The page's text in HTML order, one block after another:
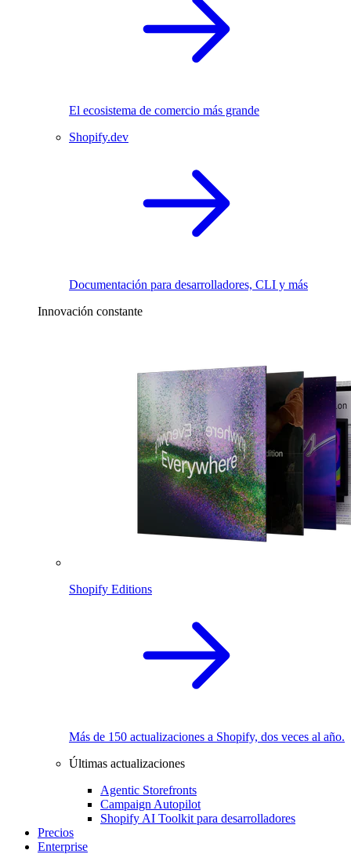
El ecosistema de comercio más grande
Shopify.dev
Documentación para desarrolladores, CLI y más
Innovación constante
Shopify Editions
Más de 150 actualizaciones a Shopify, dos veces al año.
Últimas actualizaciones
Agentic Storefronts
Campaign Autopilot
Shopify AI Toolkit para desarrolladores
Precios
Enterprise